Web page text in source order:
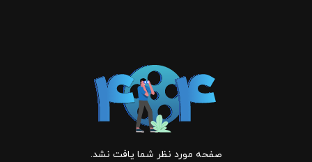
صفحه مورد نظر شما یافت نشد.